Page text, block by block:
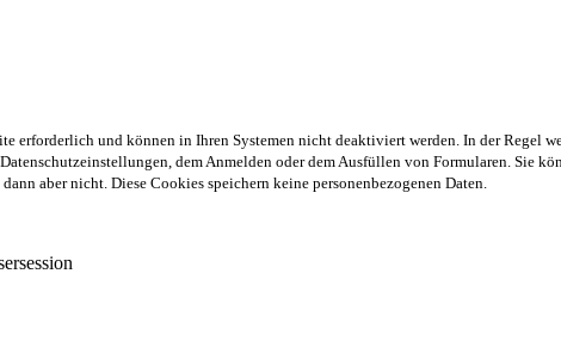
erforderlich und können in Ihren Systemen nicht deaktiviert werden. In der Regel
dem Anmelden oder dem Ausfüllen von Formularen. Sie
aber nicht. Diese Cookies speichern keine personenbezogenen Daten.